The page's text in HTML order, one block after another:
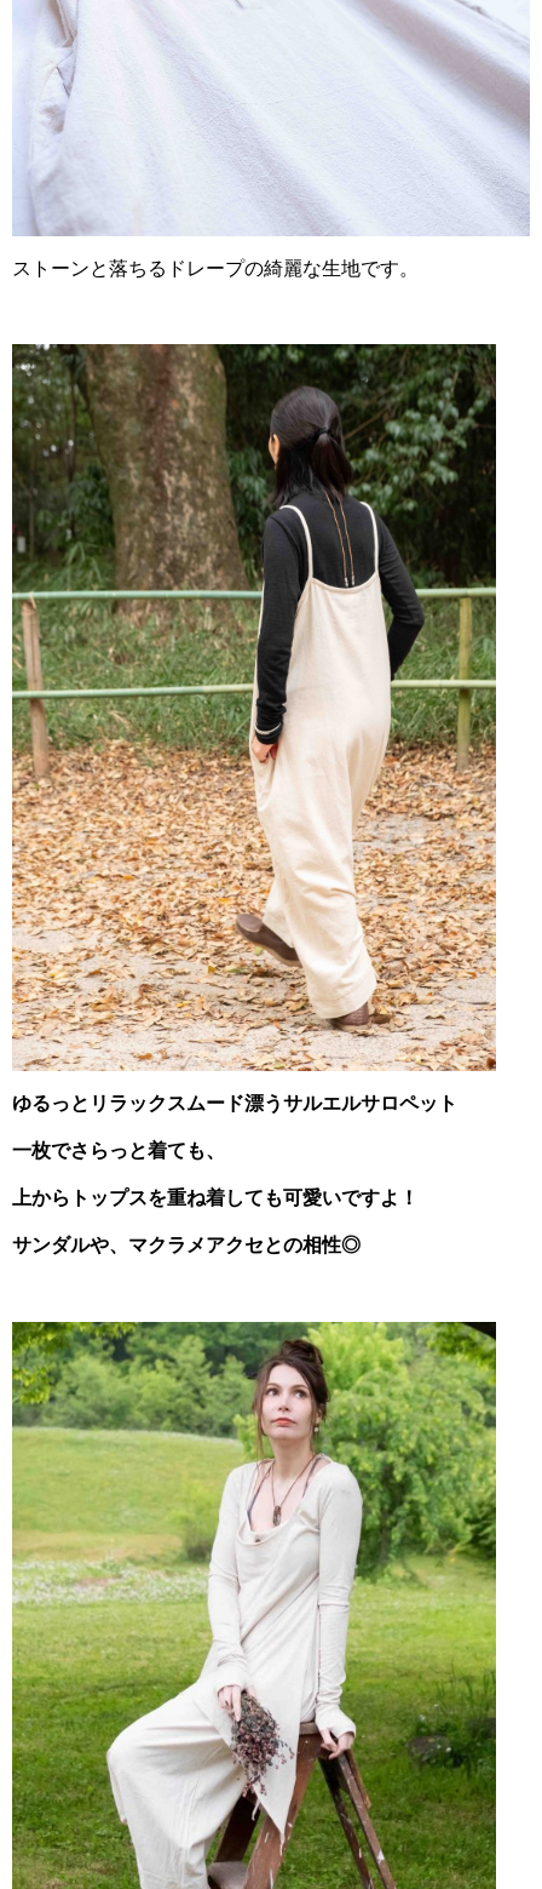
ストーンと落ちるドレープの綺麗な生地です。
ゆるっとリラックスムード漂うサルエルサロペット
一枚でさらっと着ても、
上からトップスを重ね着しても可愛いですよ！
サンダルや、マクラメアクセとの相性◎